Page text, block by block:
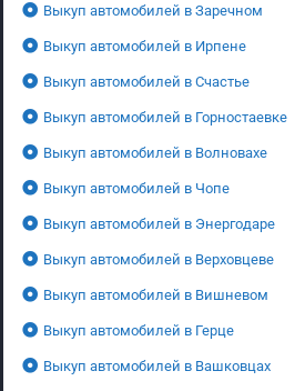
Выкуп автомобилей в Заречном
Выкуп автомобилей в Ирпене
Выкуп автомобилей в Счастье
Выкуп автомобилей в Горностаевке
Выкуп автомобилей в Волновахе
Выкуп автомобилей в Чопе
Выкуп автомобилей в Энергодаре
Выкуп автомобилей в Верховцеве
Выкуп автомобилей в Вишневом
Выкуп автомобилей в Герце
Выкуп автомобилей в Вашковцах